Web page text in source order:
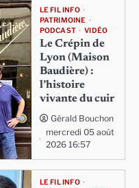
LE FIL INFO
PATRIMOINE
PODCAST
VIDÉO
Le Crépin de
Lyon (Maison
Baudière) :
l’histoire
vivante du cuir
Gérald Bouchon
mercredi 05 août
2026 16:57
LE FIL INFO